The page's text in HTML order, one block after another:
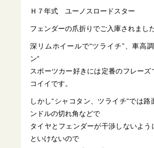
Ｈ７年式 ユーノスロードスター
フェンダーの爪折りでご入庫されました
深リムホイールで“ツライチ”、車高
ン“
スポーツカー好きには定番のフレーズ
コイイです。
しかし“シャコタン、ツライチ“では路
ンドルの切れ角などで
タイヤとフェンダーが干渉しないよう
といけないので